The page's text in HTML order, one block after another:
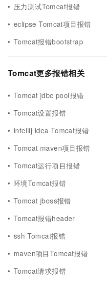
压力测试Tomcat报错
eclipse Tomcat项目报错
Tomcat报错bootstrap
Tomcat更多报错相关
Tomcat jdbc pool报错
Tomcat设置报错
intellij idea Tomcat报错
Tomcat maven项目报错
Tomcat运行项目报错
环境Tomcat报错
Tomcat jboss报错
Tomcat报错header
ssh Tomcat报错
maven项目Tomcat报错
Tomcat请求报错